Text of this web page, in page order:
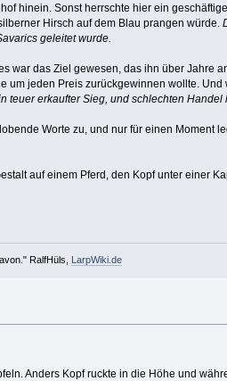
hinein. Sonst herrschte hier ein
Hirsch auf dem Blau prangen würde.
geleitet wurde.
war das Ziel gewesen, das ihn über Jahre
um jeden Preis zurückgewinnen wollte.
teuer erkaufter Sieg, und schlechten Handel
Worte zu, und nur für einen Moment
auf einem Pferd, den Kopf unter einer
RalfHüls, LarpWiki.de
Anders Kopf ruckte in die Höhe und